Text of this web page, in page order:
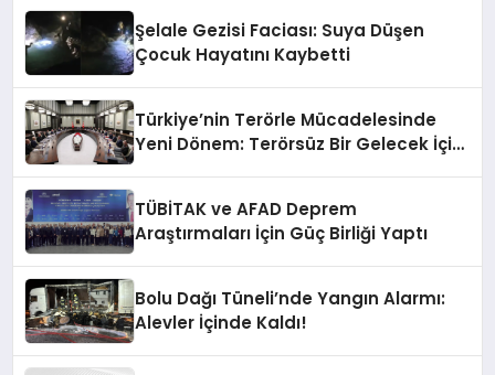
Şelale Gezisi Faciası: Suya Düşen
Çocuk Hayatını Kaybetti
Türkiye’nin Terörle Mücadelesinde
Yeni Dönem: Terörsüz Bir Gelecek İçin
TÜBİTAK ve AFAD Deprem
Araştırmaları İçin Güç Birliği Yaptı
Bolu Dağı Tüneli’nde Yangın Alarmı:
Alevler İçinde Kaldı!